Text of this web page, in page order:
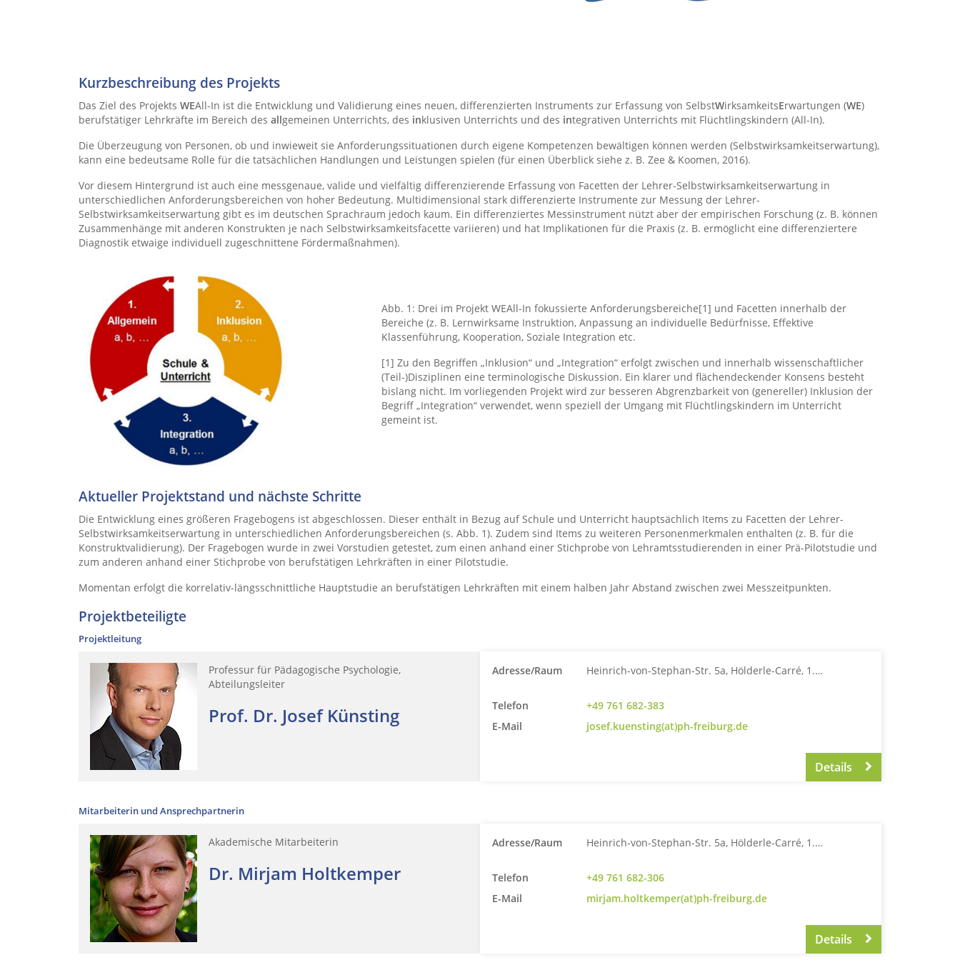
Kurzbeschreibung des Projekts
Das Ziel des Projekts WEAll-In ist die Entwicklung und Validierung eines neuen, differenzierten Instruments zur Erfassung von SelbstWirksamkeitsErwartungen (WE)
berufstätiger Lehrkräfte im Bereich des allgemeinen Unterrichts, des inklusiven Unterrichts und des integrativen Unterrichts mit Flüchtlingskindern (All-In).
Die Überzeugung von Personen, ob und inwieweit sie Anforderungssituationen durch eigene Kompetenzen bewältigen können werden (Selbstwirksamkeitserwartung),
kann eine bedeutsame Rolle für die tatsächlichen Handlungen und Leistungen spielen (für einen Überblick siehe z. B. Zee & Koomen, 2016).
Vor diesem Hintergrund ist auch eine messgenaue, valide und vielfältig differenzierende Erfassung von Facetten der Lehrer-Selbstwirksamkeitserwartung in
unterschiedlichen Anforderungsbereichen von hoher Bedeutung. Multidimensional stark differenzierte Instrumente zur Messung der Lehrer-
Selbstwirksamkeitserwartung gibt es im deutschen Sprachraum jedoch kaum. Ein differenziertes Messinstrument nützt aber der empirischen Forschung (z. B. können
Zusammenhänge mit anderen Konstrukten je nach Selbstwirksamkeitsfacette variieren) und hat Implikationen für die Praxis (z. B. ermöglicht eine differenziertere
Diagnostik etwaige individuell zugeschnittene Fördermaßnahmen).
Abb. 1: Drei im Projekt WEAll-In fokussierte Anforderungsbereiche[1] und Facetten innerhalb der
Bereiche (z. B. Lernwirksame Instruktion, Anpassung an individuelle Bedürfnisse, Effektive
Klassenführung, Kooperation, Soziale Integration etc.
[1] Zu den Begriffen „Inklusion“ und „Integration“ erfolgt zwischen und innerhalb wissenschaftlicher
(Teil-)Disziplinen eine terminologische Diskussion. Ein klarer und flächendeckender Konsens besteht
bislang nicht. Im vorliegenden Projekt wird zur besseren Abgrenzbarkeit von (genereller) Inklusion der
Begriff „Integration“ verwendet, wenn speziell der Umgang mit Flüchtlingskindern im Unterricht
gemeint ist.
Aktueller Projektstand und nächste Schritte
Die Entwicklung eines größeren Fragebogens ist abgeschlossen. Dieser enthält in Bezug auf Schule und Unterricht hauptsächlich Items zu Facetten der Lehrer-
Selbstwirksamkeitserwartung in unterschiedlichen Anforderungsbereichen (s. Abb. 1). Zudem sind Items zu weiteren Personenmerkmalen enthalten (z. B. für die
Konstruktvalidierung). Der Fragebogen wurde in zwei Vorstudien getestet, zum einen anhand einer Stichprobe von Lehramtsstudierenden in einer Prä-Pilotstudie und
zum anderen anhand einer Stichprobe von berufstätigen Lehrkräften in einer Pilotstudie.
Momentan erfolgt die korrelativ-längsschnittliche Hauptstudie an berufstätigen Lehrkräften mit einem halben Jahr Abstand zwischen zwei Messzeitpunkten.
Projektbeteiligte
Projektleitung
Professur für Pädagogische Psychologie,
Abteilungsleiter
Prof. Dr. Josef Künsting
Adresse/Raum Heinrich-von-Stephan-Str. 5a, Hölderle-Carré, 1.…
Telefon
+49 761 682-383
E-Mail
josef.kuensting(at)ph-freiburg.de
Details
Mitarbeiterin und Ansprechpartnerin
Akademische Mitarbeiterin
Dr. Mirjam Holtkemper
Adresse/Raum Heinrich-von-Stephan-Str. 5a, Hölderle-Carré, 1.…
Telefon
+49 761 682-306
E-Mail
mirjam.holtkemper(at)ph-freiburg.de
Details